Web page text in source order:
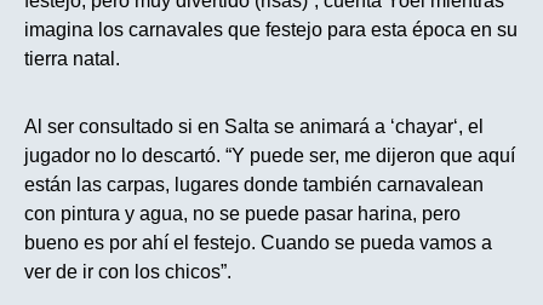
imagina los carnavales que festejo para esta época en su
tierra natal.
Al ser consultado si en Salta se animará a ‘chayar‘, el
jugador no lo descartó. “Y puede ser, me dijeron que aquí
están las carpas, lugares donde también carnavalean
con pintura y agua, no se puede pasar harina, pero
bueno es por ahí el festejo. Cuando se pueda vamos a
ver de ir con los chicos”.